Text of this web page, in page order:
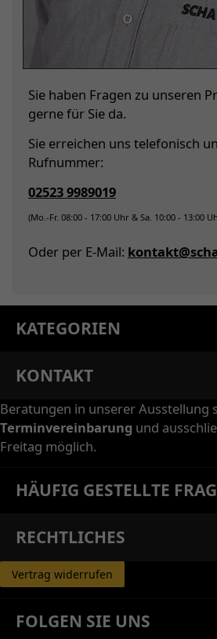
Sie haben Fragen zu unseren
gerne für Sie da.
Sie erreichen uns telefonisch
Rufnummer:
02523 9989019
(Mo.-Fr. 08:00 - 17:00 Uhr & Sa. 10:00 - 13:00
Oder per E-Mail:
KATEGORIEN
KONTAKT
Beratungen in unserer Ausstellung
Terminvereinbarung und
Freitag möglich.
HÄUFIG GESTELLTE
RECHTLICHES
Vertrag widerrufen
FOLGEN SIE UNS